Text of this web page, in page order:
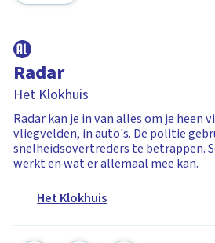
Radar
Het Klokhuis
Radar kan je in van alles om je heen
vliegvelden, in auto's. De politie
snelheidsovertreders te betrappen.
werkt en wat er allemaal mee kan.
Het Klokhuis